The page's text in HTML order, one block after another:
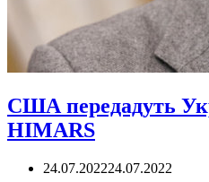
США передадуть
HIMARS
24.07.202224.07.2022